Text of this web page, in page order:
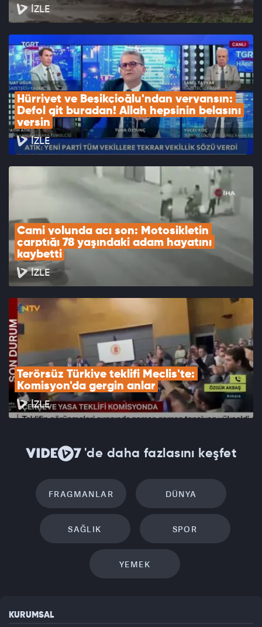
İZLE
Hürriyet ve Beşikçioğlu'ndan veryansın:
Defol git buradan! Allah hepsinin belasını
versin
İZLE
Cami yolunda acı son: Motosikletin
çarptığı 78 yaşındaki adam hayatını
kaybetti
İZLE
Terörsüz Türkiye teklifi Meclis'te:
Komisyon'da gergin anlar
İZLE
'de daha fazlasını keşfet
FRAGMANLAR DÜNYA
SAĞLIK SPOR
YEMEK
KURUMSAL